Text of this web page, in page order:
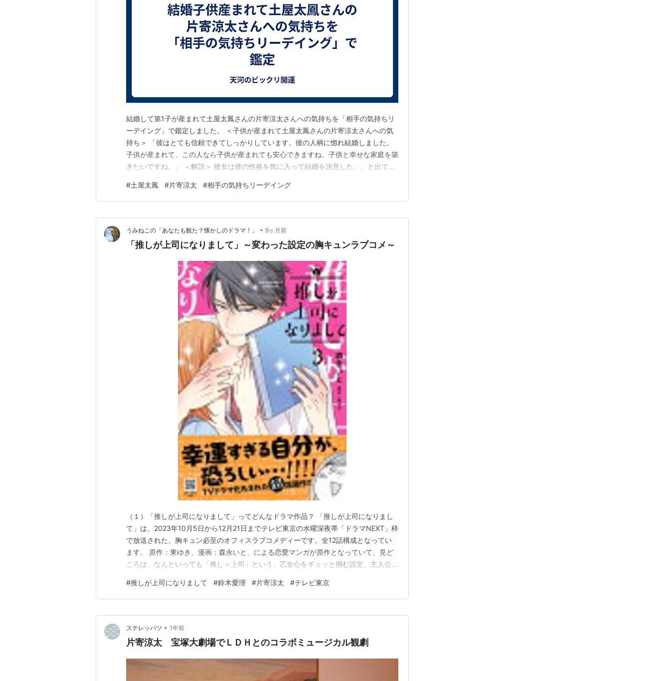
結婚して第1子が産まれて土屋太鳳さんの片寄涼太さんへの気持ちを「相手の気持ちリ
ーデイング」で鑑定しました。 ＜子供が産まれて土屋太鳳さんの片寄涼太さんへの気
持ち＞ 「彼はとても信頼できてしっかりしています。彼の人柄に惚れ結婚しました。
子供が産まれて、この人なら子供が産まれても安心できますね。子供と幸せな家庭を築
きたいですね。」 ＜解説＞ 彼女は彼の性格を気に入って結婚を決意した、、と出てい
ランスが悪いです。今後、彼の運気、体調が不良になりやすく、それが結婚上の問題に
なりそう、、と出ています。 1パーセントの人しか知ら…
#土屋太鳳 #片寄涼太 #相手の気持ちリーデイング
うみねこの「あなたも観た？懐かしのドラマ！」 • 9ヶ月前
「推しが上司になりまして」～変わった設定の胸キュンラブコメ～
（１）「推しが上司になりまして」ってどんなドラマ作品？ 「推しが上司になりまし
て」は、2023年10月5日から12月21日までテレビ東京の水曜深夜帯「ドラマNEXT」枠
で放送された、胸キュン必至のオフィスラブコメディーです。全12話構成となってい
ます。 原作：東ゆき、漫画：森永いと、による恋愛マンガが原作となっていて、見ど
ころは、なんといっても「推し＝上司」という、乙女心をギュッと掴む設定。主人公の
れ、日常と妄想の境界線が揺れ動く、じれキュン展開が繰り広げられます。
GENERATIONSの片寄涼太さんが演じるクールな…
#推しが上司になりまして #鈴木愛理 #片寄涼太 #テレビ東京
ステレッパツ • 1年前
片寄涼太 宝塚大劇場でＬＤＨとのコラボミュージカル観劇